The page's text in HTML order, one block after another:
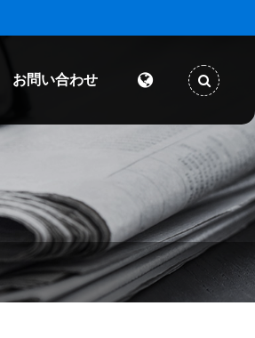
お問い合わせ